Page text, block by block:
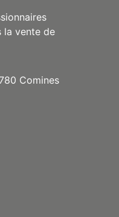
la vente de
Comines